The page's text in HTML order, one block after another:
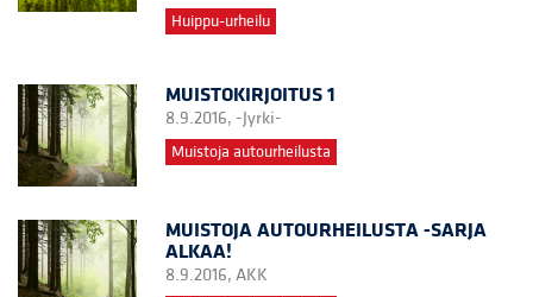
Huippu-urheilu
MUISTOKIRJOITUS 1
8.9.2016, -Jyrki-
Muistoja autourheilusta
MUISTOJA AUTOURHEILUSTA -SARJA
ALKAA!
8.9.2016, AKK